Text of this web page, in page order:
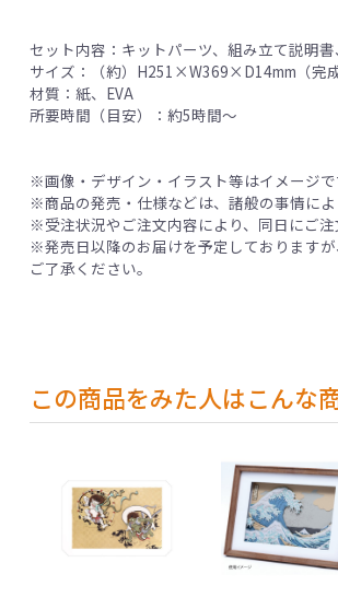
セット内容：キットパーツ、組み立て説明
サイズ：（約）H251×W369×D14mm（完成
材質：紙、EVA
所要時間（目安）：約5時間～
※画像・デザイン・イラスト等はイメージ
※商品の発売・仕様などは、諸般の事情に
※受注状況やご注文内容により、同日にご
※発売日以降のお届けを予定しております
ご了承ください。
この商品をみた人はこんな